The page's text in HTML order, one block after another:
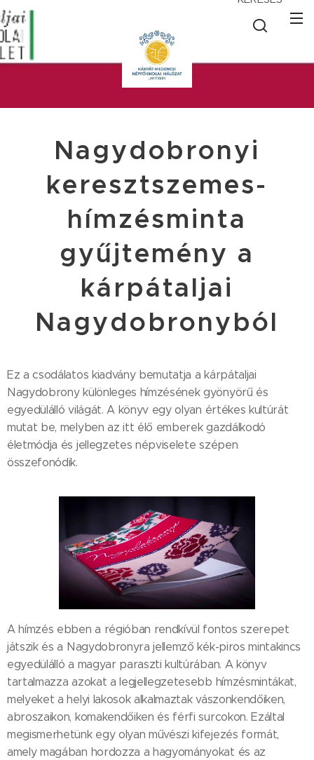
Nagydobronyi
keresztszemes-
hímzésminta
gyűjtemény a
kárpátaljai
Nagydobronyból
Ez a csodálatos kiadvány bemutatja a kárpátaljai
Nagydobrony különleges hímzésének gyönyörű és
egyedülálló világát. A könyv egy olyan értékes kultúrát
mutat be, melyben az itt élő emberek gazdálkodó
életmódja és jellegzetes népviselete szépen
összefonódik.
A hímzés ebben a régióban rendkívül fontos szerepet
játszik és a Nagydobronyra jellemző kék-piros mintakincs
egyedülálló a magyar paraszti kultúrában. A könyv
tartalmazza azokat a legjellegzetesebb hímzésmintákat,
melyeket a helyi lakosok alkalmaztak vászonkendőiken,
abroszaikon, komakendőiken és férfi surcokon. Ezáltal
megismerhetünk egy olyan művészi kifejezés formát,
amely magában hordozza a hagyományokat és az